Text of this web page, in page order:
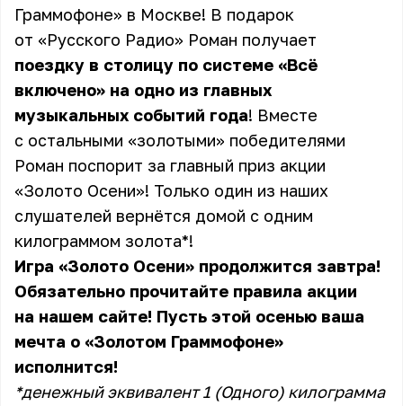
Граммофоне» в Москве! В подарок
от «Русского Радио» Роман получает
поездку в столицу по системе «Всё
включено» на одно из главных
музыкальных событий года! Вместе
с остальными «золотыми» победителями
Роман поспорит за главный приз акции
«Золото Осени»! Только один из наших
слушателей вернётся домой с одним
килограммом золота*!
Игра «Золото Осени» продолжится завтра!
Обязательно прочитайте правила акции
на нашем сайте! Пусть этой осенью ваша
мечта о «Золотом Граммофоне»
исполнится!
*денежный эквивалент 1 (Одного) килограмма